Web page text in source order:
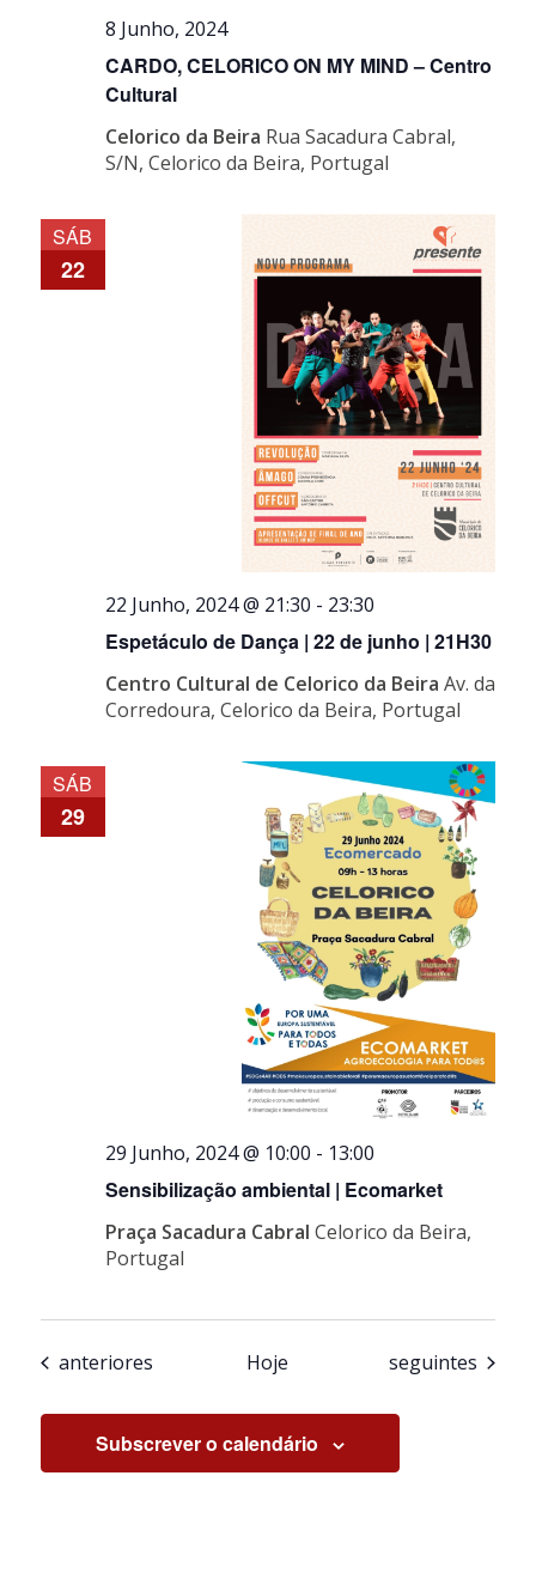
CARDO, CELORICO ON MY MIND – Centro
Cultural
8 Junho, 2024
Celorico da Beira Rua Sacadura Cabral,
S/N, Celorico da Beira, Portugal
SÁB
22
Espetáculo de Dança | 22 de junho | 21H30
22 Junho, 2024 @ 21:30 - 23:30
Centro Cultural de Celorico da Beira Av. da
Corredoura, Celorico da Beira, Portugal
SÁB
29
Sensibilização ambiental | Ecomarket
29 Junho, 2024 @ 10:00 - 13:00
Praça Sacadura Cabral Celorico da Beira,
Portugal
Eventos
anteriores Hoje Eventos
seguintes
Subscrever o calendário